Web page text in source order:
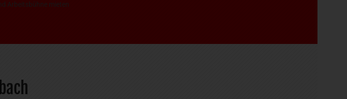
Arbeitsbühne mieten